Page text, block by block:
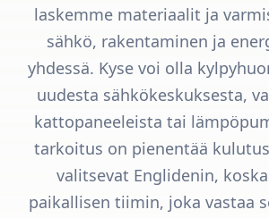
laskemme materiaalit ja
sähkö, rakentaminen ja
yhdessä. Kyse voi olla
uudesta sähkökeskuksesta,
kattopaneeleista tai
tarkoitus on pienentää
valitsevat Englidenin,
paikallisen tiimin, joka vastaa